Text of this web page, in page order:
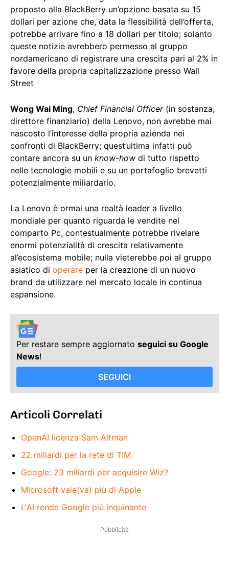
proposto alla BlackBerry un’opzione basata su 15
dollari per azione che, data la flessibilità dell’offerta,
potrebbe arrivare fino a 18 dollari per titolo; solanto
queste notizie avrebbero permesso al gruppo
nordamericano di registrare una crescita pari al 2% in
favore della propria capitalizzazione presso Wall
Street
Wong Wai Ming, Chief Financial Officer(in sostanza,
direttore finanziario) della Lenovo, non avrebbe mai
nascosto l’interesse della propria azienda nei
confronti di BlackBerry; quest’ultima infatti può
contare ancora su un know-how di tutto rispetto
nelle tecnologie mobili e su un portafoglio brevetti
potenzialmente miliardario.
La Lenovo è ormai una realtà leader a livello
mondiale per quanto riguarda le vendite nel
comparto Pc, contestualmente potrebbe rivelare
enormi potenzialità di crescita relativamente
al’ecosistema mobile; nulla vieterebbe poi al gruppo
asiatico di operare per la creazione di un nuovo
brand da utilizzare nel mercato locale in continua
espansione.
Per restare sempre aggiornato seguici su Google
News!
SEGUICI
Articoli Correlati
OpenAI licenza Sam Altman
22 miliardi per la rete di TIM
Google: 23 miliardi per acquisire Wiz?
Microsoft vale(va) più di Apple
L'AI rende Google più inquinante
Pubblicità